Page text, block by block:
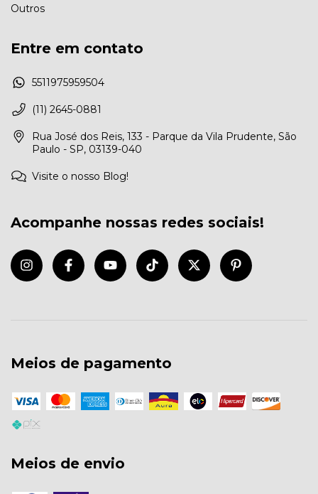
Outros
Entre em contato
5511975959504
(11) 2645-0881
Rua José dos Reis, 133 - Parque da Vila Prudente, São
Paulo - SP, 03139-040
Visite o nosso Blog!
Acompanhe nossas redes sociais!
Meios de pagamento
Meios de envio